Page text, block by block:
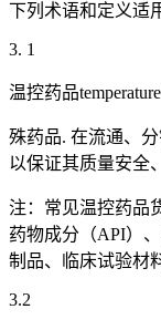
下列术语和定义适
3. 1
温控药品
殊药品. 在流通、
以保证其质量安全
注：常见温控药品
药物成分（API）
制品、临床试验材
3.2